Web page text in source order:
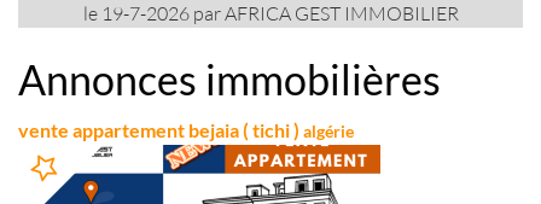
le 19-7-2026 par AFRICA GEST IMMOBILIER
Annonces immobilières
vente appartement bejaia ( tichi ) algérie